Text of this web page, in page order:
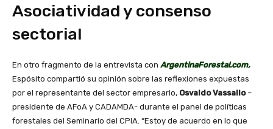
Asociatividad y consenso
sectorial
En otro fragmento de la entrevista con ArgentinaForestal.com,
Espósito compartió su opinión sobre las reflexiones expuestas
por el representante del sector empresario, Osvaldo Vassallo–
presidente de AFoA y CADAMDA- durante el panel de políticas
forestales del Seminario del CPIA. “Estoy de acuerdo en lo que